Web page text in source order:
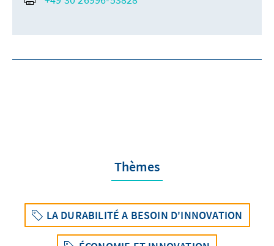
Thèmes
LA DURABILITÉ A BESOIN D'INNOVATION